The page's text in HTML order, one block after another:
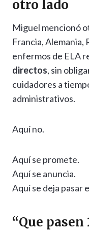
otro lado
Miguel mencionó
Francia, Alemania,
enfermos de ELA
directos, sin
cuidadores a
administrativos.
Aquí no.
Aquí se promete.
Aquí se anuncia.
Aquí se deja pasar
“Que